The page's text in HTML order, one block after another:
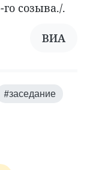
созыва./.
ВИА
#заседание